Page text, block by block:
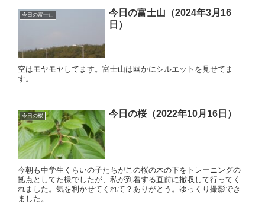
今日の富士山
今日の富士山（2024年3月16
日）
空はモヤモヤしてます。富士山は幽かにシルエットを見せてま
す。
今日の桜 今日の桜（2022年10月16日）
今朝も中学生くらいの子たちがこの桜の木の下をトレーニングの
拠点としてた様でしたが、私が到着する直前に撤収して行ってく
れました。気を利かせてくれて？ありがとう。ゆっくり撮影でき
ました。